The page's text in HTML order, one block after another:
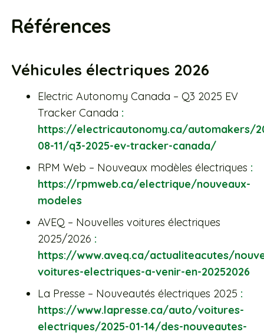
Références
Véhicules électriques 2026
Electric Autonomy Canada – Q3 2025 EV
Tracker Canada :
https://electricautonomy.ca/automakers/
08-11/q3-2025-ev-tracker-canada/
RPM Web – Nouveaux modèles électriques :
https://rpmweb.ca/electrique/nouveaux-
modeles
AVEQ – Nouvelles voitures électriques
2025/2026 :
https://www.aveq.ca/actualiteacutes/
voitures-electriques-a-venir-en-20252026
La Presse – Nouveautés électriques 2025 :
https://www.lapresse.ca/auto/voitures-
electriques/2025-01-14/des-nouveautes-